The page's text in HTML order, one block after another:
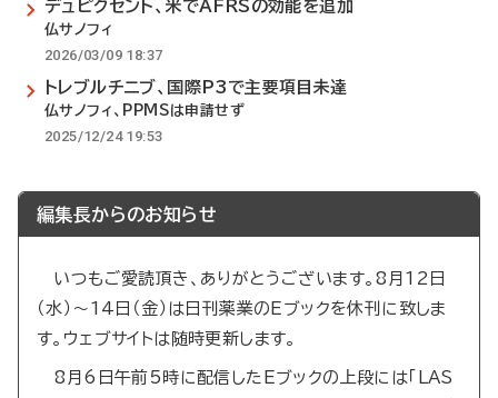
デュピクセント、米でAFRSの効能を追加
仏サノフィ
2026/03/09 18:37
トレブルチニブ、国際P3で主要項目未達
仏サノフィ、PPMSは申請せず
2025/12/24 19:53
編集長からのお知らせ
いつもご愛読頂き、ありがとうございます。8月12日
（水）～14日（金）は日刊薬業のEブックを休刊に致しま
す。ウェブサイトは随時更新します。
8月6日午前5時に配信したEブックの上段には「LAS